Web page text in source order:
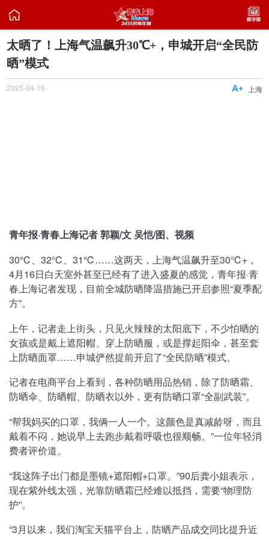

太晒了！上海气温飙升30℃+，申城开启“全民防
晒”模式
2025-04-16 上海

青年报·青春上海记者 郭颖/文 吴恺/图、视频
30℃、32℃、31℃……这两天，上海气温飙升至30℃+，
4月16日白天室外甚至已经有了进入盛夏的感觉，青年报·青
春上海记者发现，目前全城防晒降温措施已开启参照“夏季配
方”。
上午，记者走上街头，只见火辣辣的太阳底下，不少怕晒的
女孩或是戴上遮阳帽、穿上防晒服，或是撑起阳伞，甚至套
上防晒面罩……申城俨然提前开启了“全民防晒”模式。
记者在电商平台上看到，各种防晒用品热销，除了防晒霜、
防晒伞、防晒帽、防晒衣以外，更有防晒口罩“全副武装”。
“帮我妈买的口罩，我俩一人一个。这颜色是真减龄呀，而且
戴着不闷，她说早上去跑步戴着呼吸也很顺畅。”一位年轻消
费者评价道。
“我这阵子出门都是墨镜+遮阳帽+口罩。”90后龚小姐表示，
现在紫外线太强，光靠防晒霜已经难以抵挡，需要“物理防
护”。
“3月以来，我们淘宝天猫平台上，防晒产品成交同比提升近